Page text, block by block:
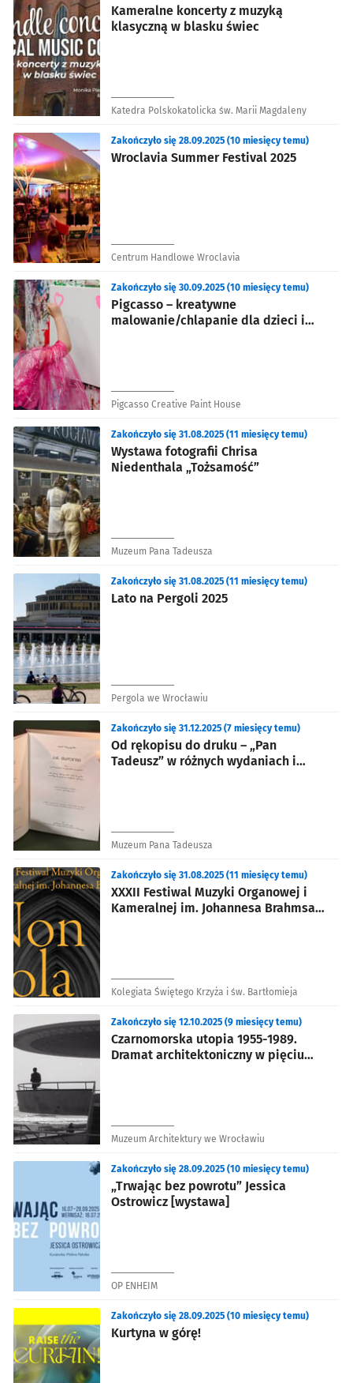
Kameralne koncerty z muzyką
klasyczną w blasku świec
Katedra Polskokatolicka św. Marii Magdaleny
Wroclavia Summer Festival 2025
Zakończyło się 28.09.2025 (10 miesięcy temu)
Centrum Handlowe Wroclavia
Pigcasso – kreatywne
malowanie/chlapanie dla dzieci i
Zakończyło się 30.09.2025 (10 miesięcy temu)
Pigcasso Creative Paint House
Wystawa fotografii Chrisa
Niedenthala „Tożsamość”
Zakończyło się 31.08.2025 (11 miesięcy temu)
Muzeum Pana Tadeusza
Lato na Pergoli 2025
Zakończyło się 31.08.2025 (11 miesięcy temu)
Pergola we Wrocławiu
Od rękopisu do druku – „Pan
Tadeusz” w różnych wydaniach i
Zakończyło się 31.12.2025 (7 miesięcy temu)
Muzeum Pana Tadeusza
XXXII Festiwal Muzyki Organowej i
Kameralnej im. Johannesa Brahmsa
Zakończyło się 31.08.2025 (11 miesięcy temu)
Kolegiata Świętego Krzyża i św. Bartłomieja
Czarnomorska utopia 1955-1989.
Dramat architektoniczny w pięciu
Zakończyło się 12.10.2025 (9 miesięcy temu)
Muzeum Architektury we Wrocławiu
„Trwając bez powrotu” Jessica
Ostrowicz [wystawa]
Zakończyło się 28.09.2025 (10 miesięcy temu)
OP ENHEIM
Kurtyna w górę!
Zakończyło się 28.09.2025 (10 miesięcy temu)